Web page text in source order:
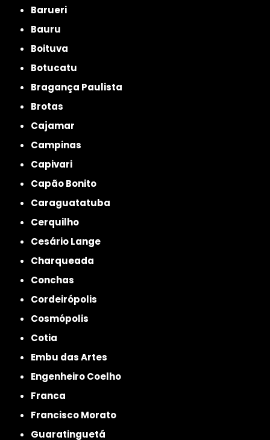
Barueri
Bauru
Boituva
Botucatu
Bragança Paulista
Brotas
Cajamar
Campinas
Capivari
Capão Bonito
Caraguatatuba
Cerquilho
Cesário Lange
Charqueada
Conchas
Cordeirópolis
Cosmópolis
Cotia
Embu das Artes
Engenheiro Coelho
Franca
Francisco Morato
Guaratinguetá